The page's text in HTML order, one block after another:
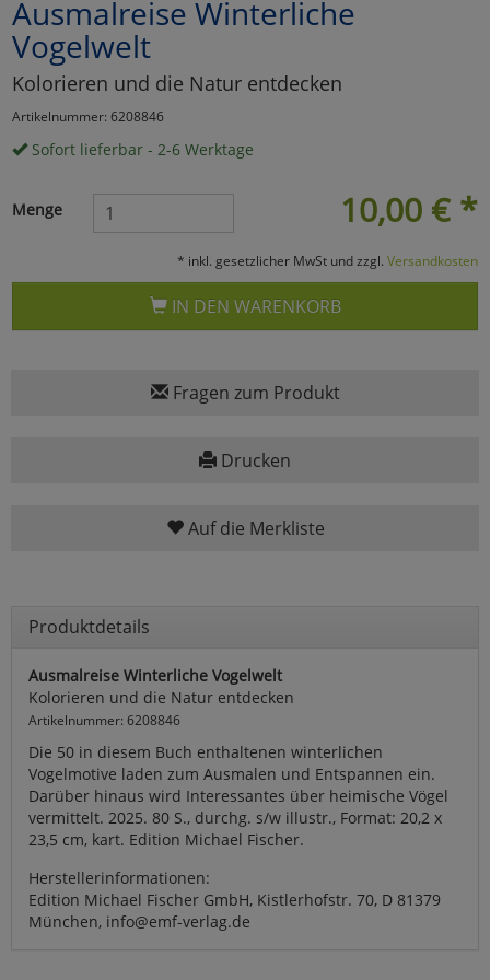
Ausmalreise Winterliche
Vogelwelt
Kolorieren und die Natur entdecken
Artikelnummer: 6208846
Sofort lieferbar - 2-6 Werktage
10,00 € *
Menge
* inkl. gesetzlicher MwSt und zzgl. Versandkosten
IN DEN WARENKORB
Fragen zum Produkt
Drucken
Auf die Merkliste
Produktdetails
Ausmalreise Winterliche Vogelwelt
Kolorieren und die Natur entdecken
Artikelnummer: 6208846
Die 50 in diesem Buch enthaltenen winterlichen
Vogelmotive laden zum Ausmalen und Entspannen ein.
Darüber hinaus wird Interessantes über heimische Vögel
vermittelt. 2025. 80 S., durchg. s/w illustr., Format: 20,2 x
23,5 cm, kart. Edition Michael Fischer.
Herstellerinformationen:
Edition Michael Fischer GmbH, Kistlerhofstr. 70, D 81379
München, info@emf-verlag.de
Marketing
Cookies
Einstellungen speichern
zurückzu Haupptseite